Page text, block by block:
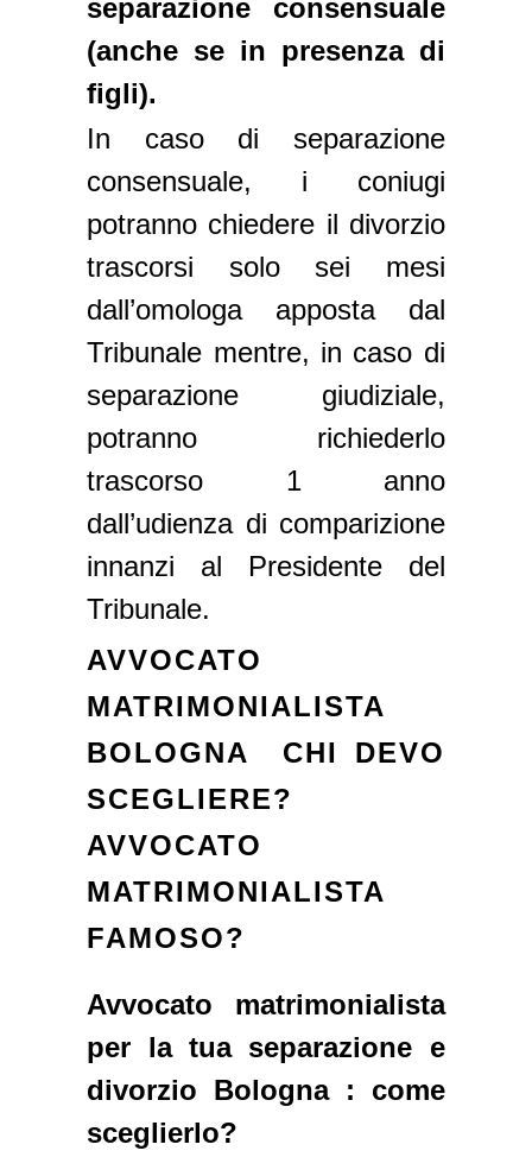
separazione consensuale
(anche se in presenza di
figli).
In caso di separazione
consensuale, i coniugi
potranno chiedere il divorzio
trascorsi solo sei mesi
dall’omologa apposta dal
Tribunale mentre, in caso di
separazione giudiziale,
potranno richiederlo
trascorso 1 anno
dall’udienza di comparizione
innanzi al Presidente del
Tribunale.
AVVOCATO
MATRIMONIALISTA
BOLOGNA CHI DEVO
SCEGLIERE?
AVVOCATO
MATRIMONIALISTA
FAMOSO?
Avvocato matrimonialista
per la tua separazione e
divorzio Bologna : come
sceglierlo?